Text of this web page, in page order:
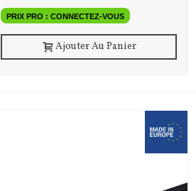
PRIX PRO : CONNECTEZ-VOUS
Ajouter Au Panier